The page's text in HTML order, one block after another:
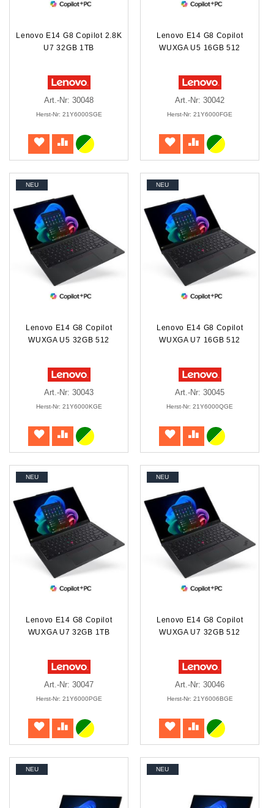
Lenovo E14 G8 Copilot 2.8K
U7 32GB 1TB
Art.-Nr: 30048
Herst-Nr: 21Y6000SGE
Lenovo E14 G8 Copilot
WUXGA U5 16GB 512
Art.-Nr: 30042
Herst-Nr: 21Y6000FGE
NEU
Lenovo E14 G8 Copilot
WUXGA U5 32GB 512
Art.-Nr: 30043
Herst-Nr: 21Y6000KGE
NEU
Lenovo E14 G8 Copilot
WUXGA U7 16GB 512
Art.-Nr: 30045
Herst-Nr: 21Y6000QGE
NEU
Lenovo E14 G8 Copilot
WUXGA U7 32GB 1TB
Art.-Nr: 30047
Herst-Nr: 21Y6000PGE
NEU
Lenovo E14 G8 Copilot
WUXGA U7 32GB 512
Art.-Nr: 30046
Herst-Nr: 21Y6006BGE
NEU NEU